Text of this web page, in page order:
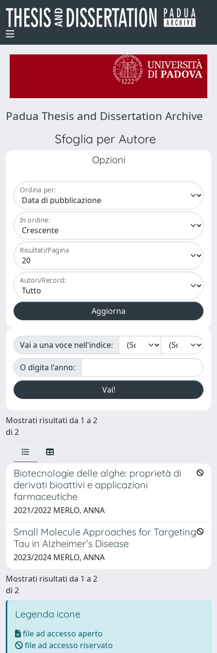
Padua Thesis and Dissertation Archive
Sfoglia per Autore
Opzioni
Ordina per:
In ordine:
Risultati/Pagina
Autori/Record:
Vai a una voce nell'indice:
O digita l'anno:
Mostrati risultati da 1 a 2
di 2
Biotecnologie delle alghe: proprietà di
derivati bioattivi e applicazioni
farmaceutiche
2021/2022 MERLO, ANNA
Small Molecule Approaches for Targeting
Tau in Alzheimer’s Disease
2023/2024 MERLO, ANNA
Mostrati risultati da 1 a 2
di 2
Legenda icone
file ad accesso aperto
file ad accesso riservato